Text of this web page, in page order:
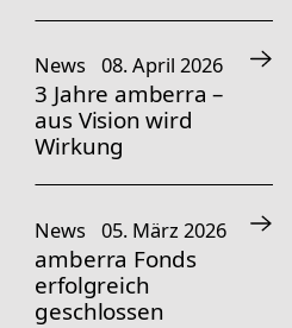
News 08. April 2026
3 Jahre amberra –
aus Vision wird
Wirkung
News 05. März 2026
amberra Fonds
erfolgreich
geschlossen